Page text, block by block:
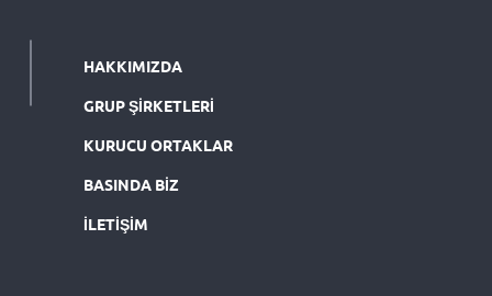
HAKKIMIZDA
GRUP ŞIRKETLERI
KURUCU ORTAKLAR
BASINDA BIZ
İLETIŞIM